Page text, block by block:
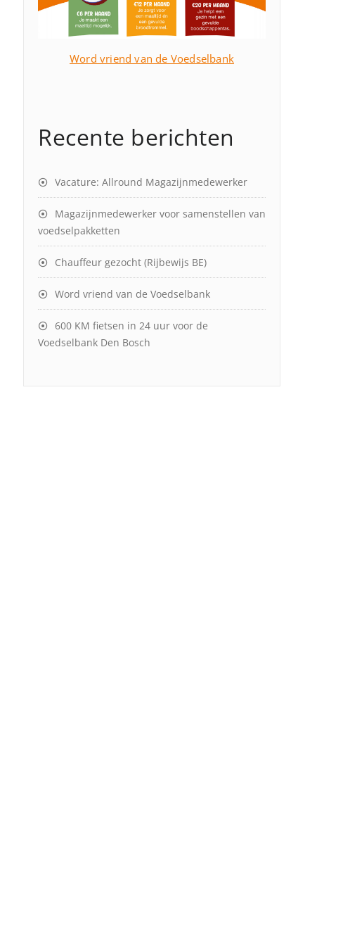
Word vriend van de Voedselbank
Recente berichten
Vacature: Allround Magazijnmedewerker
Magazijnmedewerker voor samenstellen van
voedselpakketten
Chauffeur gezocht (Rijbewijs BE)
Word vriend van de Voedselbank
600 KM fietsen in 24 uur voor de
Voedselbank Den Bosch